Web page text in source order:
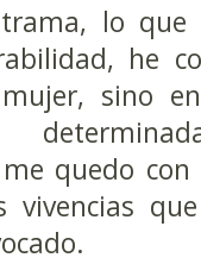
lo
he
sino
quedo
vivencias